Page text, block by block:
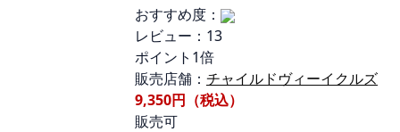
おすすめ度：
レビュー：13
ポイント1倍
販売店舗： チャイルドヴィーイクルズ
9,350円（税込）
販売可